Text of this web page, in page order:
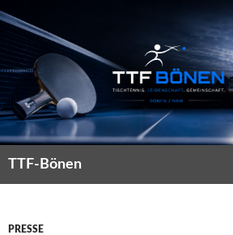
TTF-Bönen
PRESSE